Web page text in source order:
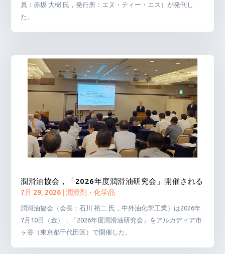
員：赤坂 大樹 氏，発行所：エヌ・ティー・エス）が発刊し
た。
潤滑油協会，「2026年度潤滑油研究会」開催される
7月 29, 2026 |潤滑剤・化学品
潤滑油協会（会長：石川 裕二 氏，中外油化学工業）は2026年
7月10日（金），「2026年度潤滑油研究会」をアルカディア市
ヶ谷（東京都千代田区）で開催した。